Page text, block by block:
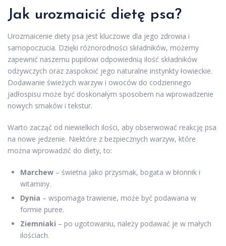
Jak urozmaicić dietę psa?
Urozmaicenie diety psa jest kluczowe dla jego zdrowia i
samopoczucia. Dzięki różnorodności składników, możemy
zapewnić naszemu pupilowi odpowiednią ilość składników
odżywczych oraz zaspokoić jego naturalne instynkty łowieckie.
Dodawanie świeżych warzyw i owoców do codziennego
jadłospisu może być doskonałym sposobem na wprowadzenie
nowych smaków i tekstur.
Warto zacząć od niewielkich ilości, aby obserwować reakcję psa
na nowe jedzenie. Niektóre z bezpiecznych warzyw, które
można wprowadzić do diety, to:
Marchew – świetna jako przysmak, bogata w błonnik i
witaminy.
Dynia – wspomaga trawienie, może być podawana w
formie puree.
Ziemniaki – po ugotowaniu, należy podawać je w małych
ilościach.